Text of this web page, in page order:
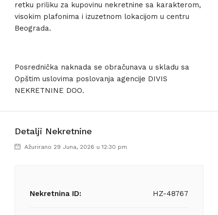
retku priliku za kupovinu nekretnine sa karakterom,
visokim plafonima i izuzetnom lokacijom u centru
Beograda.
Posrednička naknada se obračunava u skladu sa
Opštim uslovima poslovanja agencije DIVIS
NEKRETNINE DOO.
Detalji Nekretnine
Ažurirano 29 Juna, 2026 u 12:30 pm
Nekretnina ID: HZ-48767